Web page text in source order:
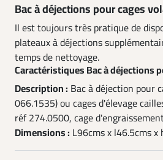
Bac à déjections pour cages
Il est toujours très pratique de
plateaux à déjections
temps de nettoyage.
Caractéristiques Bac à déjections
Description : Bac à déjection pour
066.1535) ou cages d'élevage
réf 274.0500, cage
Dimensions : L96cms x l46.5cms x